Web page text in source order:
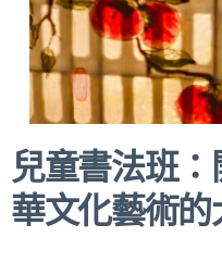
兒童書法班
華文化藝術的